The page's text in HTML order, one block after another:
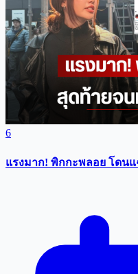
6
แรงมาก! พิกกะพลอย โดนแ